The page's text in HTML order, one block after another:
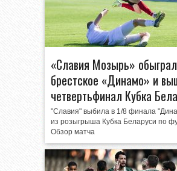
«Славия Мозырь»
брестское «Динамо» и
четвертьфинал Кубка
"Славия" выбила в 1/8 финала
из розыгрыша Кубка Беларуси по
Обзор матча